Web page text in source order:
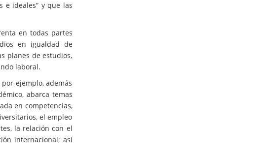
e ideales” y que las
en todas partes
en igualdad de
planes de estudios,
laboral.
ejemplo, además
abarca temas
en competencias,
el empleo
la relación con el
internacional; así